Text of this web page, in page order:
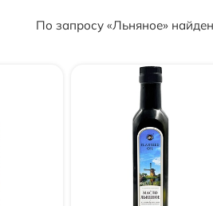
По запросу «Льняное»